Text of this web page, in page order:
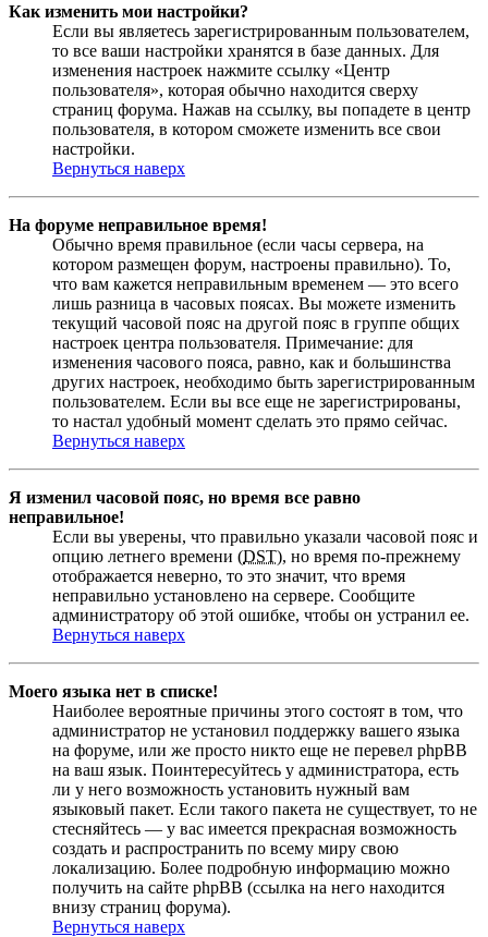
Как изменить мои настройки?
Если вы являетесь зарегистрированным пользователем,
то все ваши настройки хранятся в базе данных. Для
изменения настроек нажмите ссылку «Центр
пользователя», которая обычно находится сверху
страниц форума. Нажав на ссылку, вы попадете в центр
пользователя, в котором сможете изменить все свои
настройки.
Вернуться наверх
На форуме неправильное время!
Обычно время правильное (если часы сервера, на
котором размещен форум, настроены правильно). То,
что вам кажется неправильным временем — это всего
лишь разница в часовых поясах. Вы можете изменить
текущий часовой пояс на другой пояс в группе общих
настроек центра пользователя. Примечание: для
изменения часового пояса, равно, как и большинства
других настроек, необходимо быть зарегистрированным
пользователем. Если вы все еще не зарегистрированы,
то настал удобный момент сделать это прямо сейчас.
Вернуться наверх
Я изменил часовой пояс, но время все равно
неправильное!
Если вы уверены, что правильно указали часовой пояс и
опцию летнего времени (DST), но время по-прежнему
отображается неверно, то это значит, что время
неправильно установлено на сервере. Сообщите
администратору об этой ошибке, чтобы он устранил ее.
Вернуться наверх
Моего языка нет в списке!
Наиболее вероятные причины этого состоят в том, что
администратор не установил поддержку вашего языка
на форуме, или же просто никто еще не перевел phpBB
на ваш язык. Поинтересуйтесь у администратора, есть
ли у него возможность установить нужный вам
языковый пакет. Если такого пакета не существует, то не
стесняйтесь — у вас имеется прекрасная возможность
создать и распространить по всему миру свою
локализацию. Более подробную информацию можно
получить на сайте phpBB (ссылка на него находится
внизу страниц форума).
Вернуться наверх